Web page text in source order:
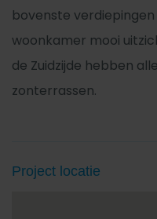
bovenste
woonkamer mooi
de Zuidzijde hebben
zonterrassen.
Project locatie